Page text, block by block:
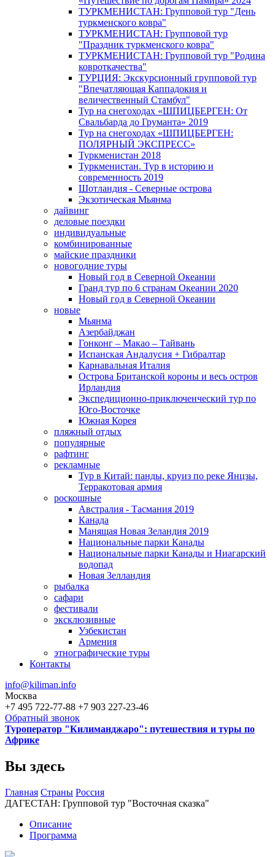
ТУРКМЕНИСТАН: Групповой тур "День
туркменского ковра"
ТУРКМЕНИСТАН: Групповой тур
"Праздник туркменского ковра"
ТУРКМЕНИСТАН: Групповой тур "Родина
ковроткачества"
ТУРЦИЯ: Экскурсионный групповой тур
"Впечатляющая Каппадокия и
величественный Стамбул"
Тур на снегоходах «ШПИЦБЕРГЕН: От
Свальбарда до Груманта» 2019
Тур на снегоходах «ШПИЦБЕРГЕН:
ПОЛЯРНЫЙ ЭКСПРЕСС»
Туркменистан 2018
Туркменистан. Тур в историю и
современность 2019
Шотландия - Северные острова
Экзотическая Мьянма
дайвинг
деловые поездки
индивидуальные
комбинированные
майские праздники
новогодние туры
Новый год в Северной Океании
Гранд тур по 6 странам Океании 2020
Новый год в Северной Океании
новые
Мьянма
Азербайджан
Гонконг – Макао – Тайвань
Испанская Андалусия + Гибралтар
Карнавальная Италия
Острова Британской короны и весь остров
Ирландия
Экспедиционно-приключенческий тур по
Юго-Восточке
Южная Корея
пляжный отдых
популярные
рафтинг
рекламные
Тур в Китай: панды, круиз по реке Янцзы,
Терракотовая армия
роскошные
Австралия - Тасмания 2019
Канада
Манящая Новая Зеландия 2019
Национальные парки Канады
Национальные парки Канады и Ниагарский
водопад
Новая Зелландия
рыбалка
сафари
фестивали
эксклюзивные
Узбекистан
Армения
этнографические туры
Контакты
info@kiliman.info
Москва
+7 495 722-77-88 +7 903 227-23-46
Обратный звонок
Туроператор "Килиманджаро": путешествия и туры по
Африке
Вы здесь
Главная Страны Россия
ДАГЕСТАН: Групповой тур "Восточная сказка"
Описание
Программа